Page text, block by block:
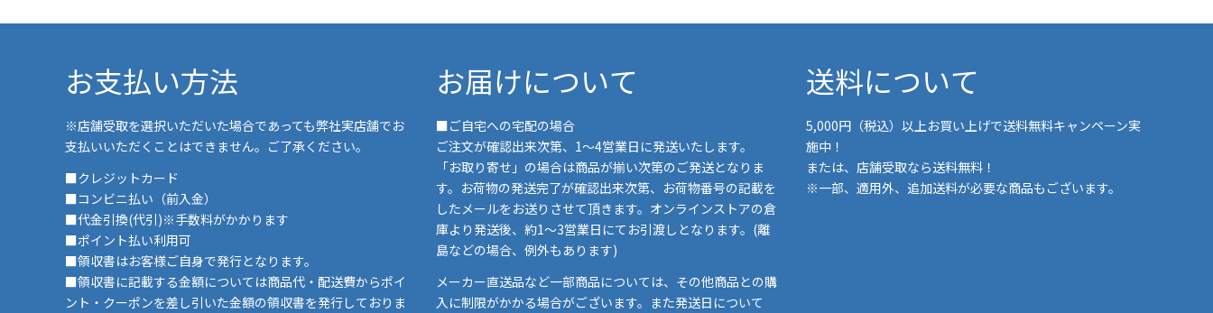
お支払い方法
※店舗受取を選択いただいた場合であっても弊社実店舗でお
支払いいただくことはできません。ご了承ください。
■クレジットカード
■コンビニ払い（前入金）
■代金引換(代引)※手数料がかかります
■ポイント払い利用可
■領収書はお客様ご自身で発行となります。
■領収書に記載する金額については商品代・配送費からポイ
ント・クーポンを差し引いた金額の領収書を発行しておりま
お届けについて
■ご自宅への宅配の場合
ご注文が確認出来次第、1～4営業日に発送いたします。
「お取り寄せ」の場合は商品が揃い次第のご発送となりま
す。お荷物の発送完了が確認出来次第、お荷物番号の記載を
したメールをお送りさせて頂きます。オンラインストアの倉
庫より発送後、約1～3営業日にてお引渡しとなります。(離
島などの場合、例外もあります)
メーカー直送品など一部商品については、その他商品との購
入に制限がかかる場合がございます。また発送日について
送料について
5,000円（税込）以上お買い上げで送料無料キャンペーン実
施中！
または、店舗受取なら送料無料！
※一部、適用外、追加送料が必要な商品もございます。